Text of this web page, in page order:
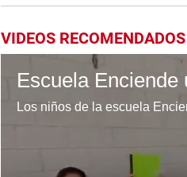
VIDEOS RECOMENDADOS